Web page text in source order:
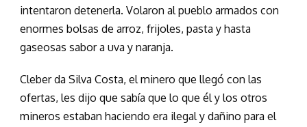
intentaron detenerla. Volaron al pueblo armados con
enormes bolsas de arroz, frijoles, pasta y hasta
gaseosas sabor a uva y naranja.
Cleber da Silva Costa, el minero que llegó con las
ofertas, les dijo que sabía que lo que él y los otros
mineros estaban haciendo era ilegal y dañino para el